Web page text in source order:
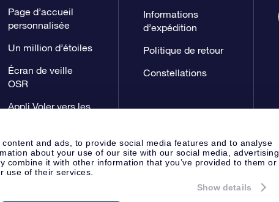
and ads, to provide social media features and to analyse
about your use of our site with our social media, advertising
combine it with other information that you’ve provided to them or
use of their services.
Show details
Page d’accueil
personnalisée
Un million d’étoiles
Écran de veille
OSR
Appli Voler vers les
Informations
d’expédition
Politique de retour
Constellations
Page de presseDéclaration de